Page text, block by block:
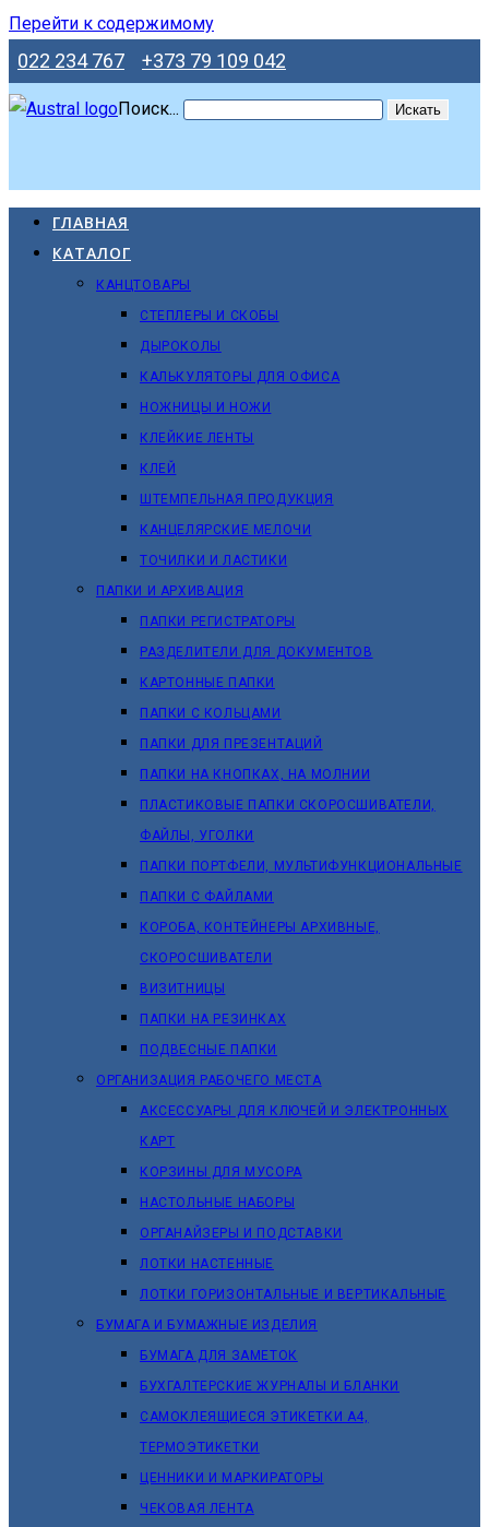
Перейти к содержимому
022 234 767 +373 79 109 042
Поиск... Искать
ГЛАВНАЯ
КАТАЛОГ
КАНЦТОВАРЫ
СТЕПЛЕРЫ И СКОБЫ
ДЫРОКОЛЫ
КАЛЬКУЛЯТОРЫ ДЛЯ ОФИСА
НОЖНИЦЫ И НОЖИ
КЛЕЙКИЕ ЛЕНТЫ
КЛЕЙ
ШТЕМПЕЛЬНАЯ ПРОДУКЦИЯ
КАНЦЕЛЯРСКИЕ МЕЛОЧИ
ТОЧИЛКИ И ЛАСТИКИ
ПАПКИ И АРХИВАЦИЯ
ПАПКИ РЕГИСТРАТОРЫ
РАЗДЕЛИТЕЛИ ДЛЯ ДОКУМЕНТОВ
КАРТОННЫЕ ПАПКИ
ПАПКИ С КОЛЬЦАМИ
ПАПКИ ДЛЯ ПРЕЗЕНТАЦИЙ
ПАПКИ НА КНОПКАХ, НА МОЛНИИ
ПЛАСТИКОВЫЕ ПАПКИ СКОРОСШИВАТЕЛИ,
ФАЙЛЫ, УГОЛКИ
ПАПКИ ПОРТФЕЛИ, МУЛЬТИФУНКЦИОНАЛЬНЫЕ
ПАПКИ С ФАЙЛАМИ
КОРОБА, КОНТЕЙНЕРЫ АРХИВНЫЕ,
СКОРОСШИВАТЕЛИ
ВИЗИТНИЦЫ
ПАПКИ НА РЕЗИНКАХ
ПОДВЕСНЫЕ ПАПКИ
ОРГАНИЗАЦИЯ РАБОЧЕГО МЕСТА
АКСЕССУАРЫ ДЛЯ КЛЮЧЕЙ И ЭЛЕКТРОННЫХ
КАРТ
КОРЗИНЫ ДЛЯ МУСОРА
НАСТОЛЬНЫЕ НАБОРЫ
ОРГАНАЙЗЕРЫ И ПОДСТАВКИ
ЛОТКИ НАСТЕННЫЕ
ЛОТКИ ГОРИЗОНТАЛЬНЫЕ И ВЕРТИКАЛЬНЫЕ
БУМАГА И БУМАЖНЫЕ ИЗДЕЛИЯ
БУМАГА ДЛЯ ЗАМЕТОК
БУХГАЛТЕРСКИЕ ЖУРНАЛЫ И БЛАНКИ
САМОКЛЕЯЩИЕСЯ ЭТИКЕТКИ А4,
ТЕРМОЭТИКЕТКИ
ЦЕННИКИ И МАРКИРАТОРЫ
ЧЕКОВАЯ ЛЕНТА